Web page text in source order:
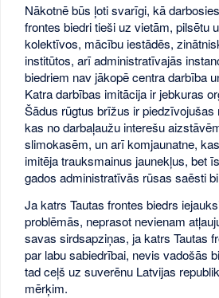
Nākotnē būs ļoti svarīgi, kā
frontes biedri tieši uz vietām, pilsētu
kolektīvos, mācību iestādēs,
institūtos, arī administratīvajās
biedriem nav jākopē centra darbība
Katra darbības imitācija ir jebkuras
Šādus rūgtus brīžus ir piedzīvojušas
kas no darbaļaužu interešu
slimokasēm, un arī komjaunatne,
imitēja trauksmainus jaunekļus, bet
gados administratīvās rūsas saēsti
Ja katrs Tautas frontes biedrs
problēmās, neprasot nevienam
savas sirdsapziņas, ja katrs Tautas
par labu sabiedrībai, nevis vadošās
tad ceļš uz suverēnu Latvijas
mērķim.